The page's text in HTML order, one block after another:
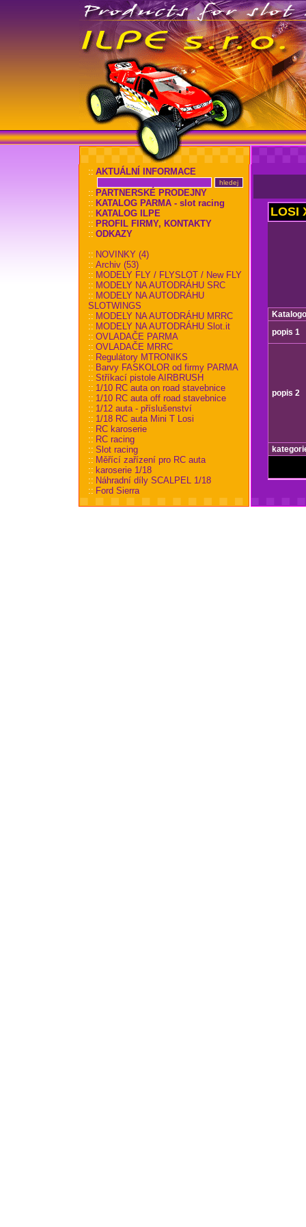
:: AKTUÁLNÍ INFORMACE
:: PARTNERSKÉ PRODEJNY
:: KATALOG PARMA - slot racing
:: KATALOG ILPE
:: PROFIL FIRMY, KONTAKTY
:: ODKAZY
:: NOVINKY (4)
:: Archiv (53)
:: MODELY FLY / FLYSLOT / New FLY
:: MODELY NA AUTODRÁHU SRC
:: MODELY NA AUTODRÁHU
SLOTWINGS
:: MODELY NA AUTODRÁHU MRRC
:: MODELY NA AUTODRÁHU Slot.it
:: OVLADAČE PARMA
:: OVLADAČE MRRC
:: Regulátory MTRONIKS
:: Barvy FASKOLOR od firmy PARMA
:: Stříkací pistole AIRBRUSH
:: 1/10 RC auta on road stavebnice
:: 1/10 RC auta off road stavebnice
:: 1/12 auta - příslušenství
:: 1/18 RC auta Mini T Losi
:: RC karoserie
:: RC racing
:: Slot racing
:: Měřící zařízení pro RC auta
:: karoserie 1/18
:: Náhradní díly SCALPEL 1/18
:: Ford Sierra
LOSI
popis 1
popis 2